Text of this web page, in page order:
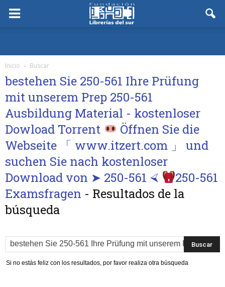
Inicio Buscar
bestehen Sie 250-561 Ihre Prüfung
mit unserem Prep 250-561
Ausbildung Material - kostenloser
Dowload Torrent
Öffnen Sie die
Webseite 「 www.itzert.com 」 und
suchen Sie nach kostenloser
Download von ➤ 250-561 ⮘
250-561
Examsfragen - Resultados de la
búsqueda
Si no estás feliz con los resultados, por favor realiza otra búsqueda